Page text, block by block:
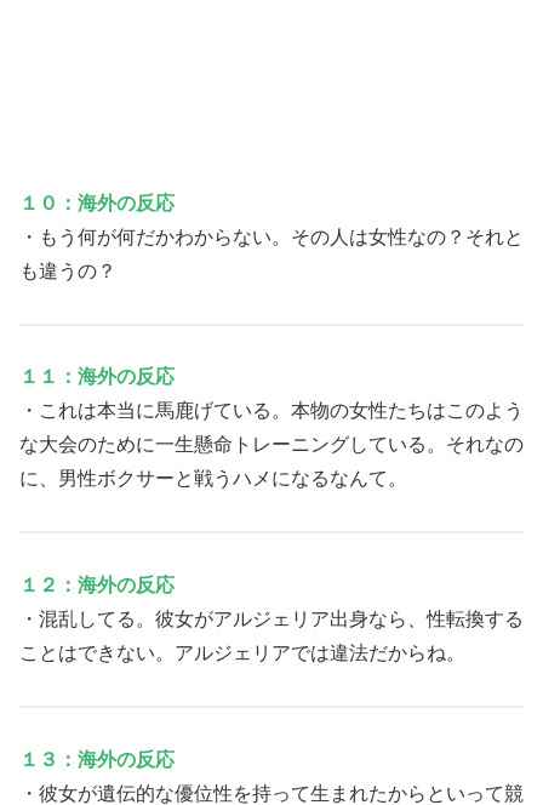
１０：海外の反応
・もう何が何だかわからない。その人は女性なの？それと
も違うの？
１１：海外の反応
・これは本当に馬鹿げている。本物の女性たちはこのよう
な大会のために一生懸命トレーニングしている。それなの
に、男性ボクサーと戦うハメになるなんて。
１２：海外の反応
・混乱してる。彼女がアルジェリア出身なら、性転換する
ことはできない。アルジェリアでは違法だからね。
１３：海外の反応
・彼女が遺伝的な優位性を持って生まれたからといって競